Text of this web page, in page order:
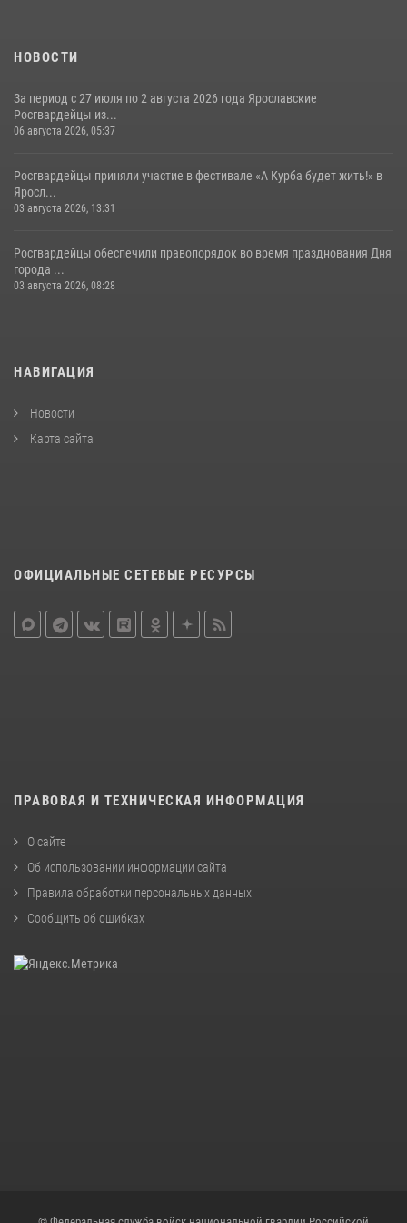
НОВОСТИ
За период с 27 июля по 2 августа 2026 года Ярославские
Росгвардейцы из...
06 августа 2026, 05:37
Росгвардейцы приняли участие в фестивале «А Курба будет жить!» в
Яросл...
03 августа 2026, 13:31
Росгвардейцы обеспечили правопорядок во время празднования Дня
города ...
03 августа 2026, 08:28
НАВИГАЦИЯ
Новости
Карта сайта
ОФИЦИАЛЬНЫЕ СЕТЕВЫЕ РЕСУРСЫ
ПРАВОВАЯ И ТЕХНИЧЕСКАЯ ИНФОРМАЦИЯ
О сайте
Об использовании информации сайта
Правила обработки персональных данных
Сообщить об ошибках